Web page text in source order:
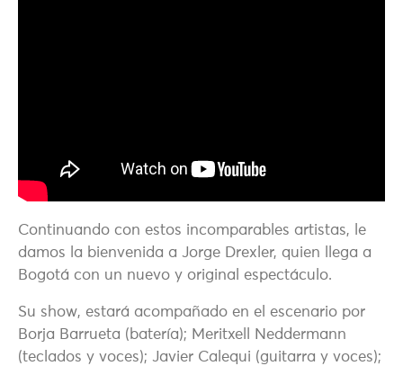
Continuando con estos incomparables artistas, le
damos la bienvenida a Jorge Drexler, quien llega a
Bogotá con un nuevo y original espectáculo.
Su show, estará acompañado en el escenario por
Borja Barrueta (batería); Meritxell Neddermann
(teclados y voces); Javier Calequi (guitarra y voces);